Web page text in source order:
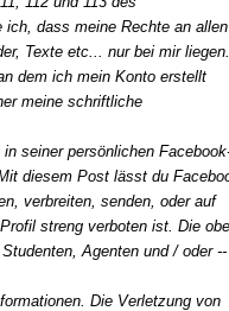
dass meine Rechte an allen
Texte etc... nur bei mir liegen.
dem ich mein Konto erstellt
meine schriftliche
seiner persönlichen
diesem Post lässt du
verbreiten, senden, oder auf
streng verboten ist. Die
Agenten und / oder --
Die Verletzung von